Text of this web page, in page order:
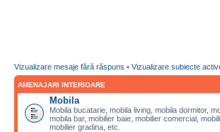
Vizualizare mesaje fără răspuns • Vizualizare subiecte
AMENAJARI INTERIOARE
Mobila
Mobila bucatarie, mobila living, mobila dormitor,
mobila bar, mobilier baie, mobilier comercial,
mobilier gradina, etc.